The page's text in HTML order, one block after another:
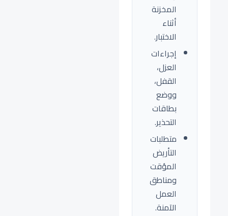
المخزنة
أثناء
الاختبار.
إجراءات
العزل،
القفل،
ووضع
بطاقات
التحذير.
متطلبات
التأريض
المؤقت
ومناطق
العمل
الآمنة.